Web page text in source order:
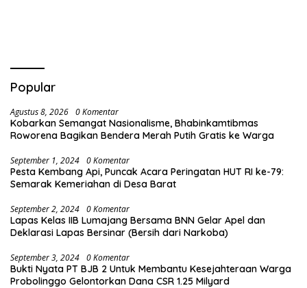
Popular
Agustus 8, 2026 0 Komentar
Kobarkan Semangat Nasionalisme, Bhabinkamtibmas
Roworena Bagikan Bendera Merah Putih Gratis ke Warga
September 1, 2024 0 Komentar
Pesta Kembang Api, Puncak Acara Peringatan HUT RI ke-79:
Semarak Kemeriahan di Desa Barat
September 2, 2024 0 Komentar
Lapas Kelas IIB Lumajang Bersama BNN Gelar Apel dan
Deklarasi Lapas Bersinar (Bersih dari Narkoba)
September 3, 2024 0 Komentar
Bukti Nyata PT BJB 2 Untuk Membantu Kesejahteraan Warga
Probolinggo Gelontorkan Dana CSR 1.25 Milyard